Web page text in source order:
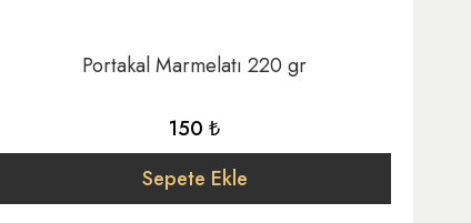
Portakal Marmelatı 220 gr
150 ₺
Sepete Ekle